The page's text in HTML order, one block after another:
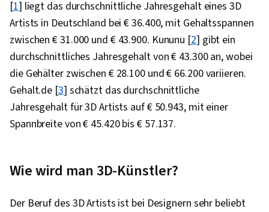
[1] liegt das durchschnittliche Jahresgehalt eines 3D
Artists in Deutschland bei € 36.400, mit Gehaltsspannen
zwischen € 31.000 und € 43.900. Kununu [2] gibt ein
durchschnittliches Jahresgehalt von € 43.300 an, wobei
die Gehälter zwischen € 28.100 und € 66.200 variieren.
Gehalt.de [3] schätzt das durchschnittliche
Jahresgehalt für 3D Artists auf € 50.943, mit einer
Spannbreite von € 45.420 bis € 57.137.
Wie wird man 3D-Künstler?
Der Beruf des 3D Artists ist bei Designern sehr beliebt